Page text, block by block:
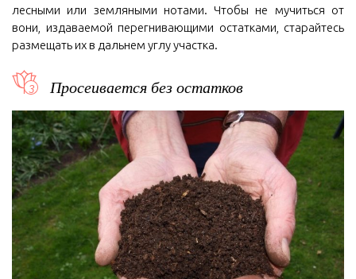
лесными или земляными нотами. Чтобы не мучиться от
вони, издаваемой перегнивающими остатками, старайтесь
размещать их в дальнем углу участка.
Просеивается без остатков